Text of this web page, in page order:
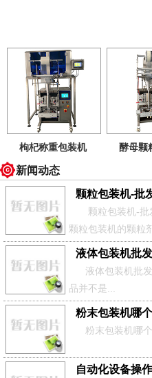
上海巧慈全自动 液体包装机|
机|袋泡茶包装机
电话：021-61843523 邮箱
http://www.shbaozhuangji.net/
枸杞称重包装机 酵母颗
新闻动态
颗粒包装机-批
颗粒包装机-批
颗粒包装机的颗粒
液体包装机批
液体包装机批
品并不是...
粉末包装机哪
粉末包装机哪个
自动化设备操